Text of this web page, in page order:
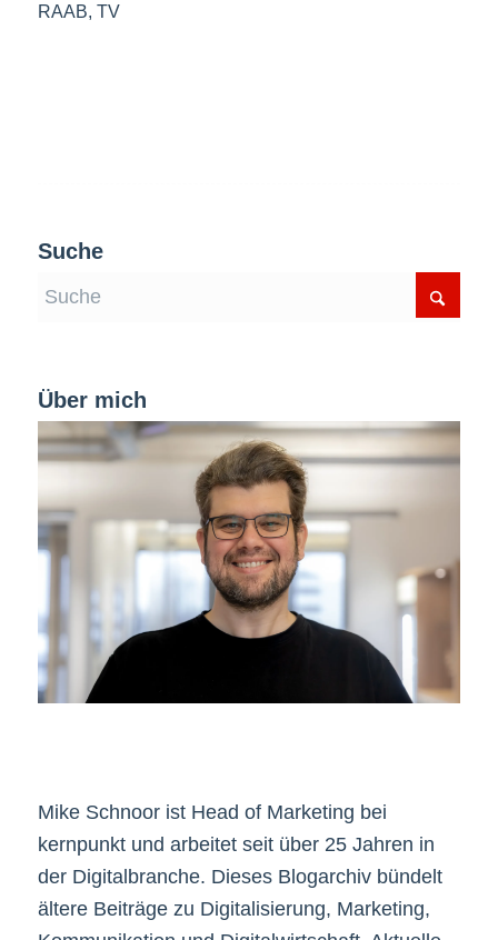
RAAB, TV
Suche
Über mich
Mike Schnoor ist Head of Marketing bei
kernpunkt und arbeitet seit über 25 Jahren in
der Digitalbranche. Dieses Blogarchiv bündelt
ältere Beiträge zu Digitalisierung, Marketing,